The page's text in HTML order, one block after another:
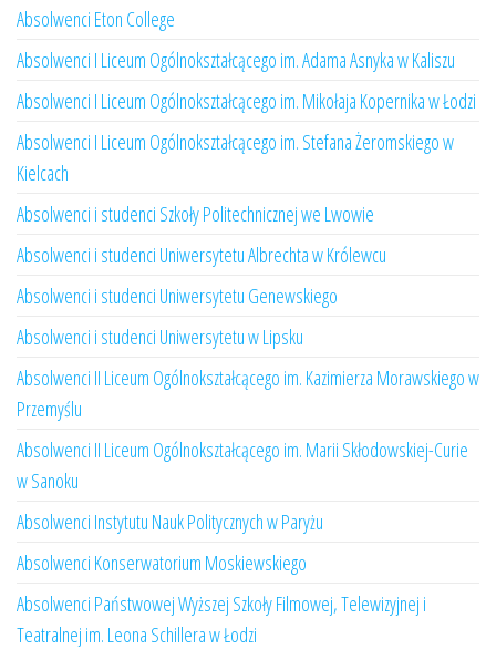
Absolwenci Eton College
Absolwenci I Liceum Ogólnokształcącego im. Adama Asnyka w Kaliszu
Absolwenci I Liceum Ogólnokształcącego im. Mikołaja Kopernika w Łodzi
Absolwenci I Liceum Ogólnokształcącego im. Stefana Żeromskiego w
Kielcach
Absolwenci i studenci Szkoły Politechnicznej we Lwowie
Absolwenci i studenci Uniwersytetu Albrechta w Królewcu
Absolwenci i studenci Uniwersytetu Genewskiego
Absolwenci i studenci Uniwersytetu w Lipsku
Absolwenci II Liceum Ogólnokształcącego im. Kazimierza Morawskiego w
Przemyślu
Absolwenci II Liceum Ogólnokształcącego im. Marii Skłodowskiej-Curie
w Sanoku
Absolwenci Instytutu Nauk Politycznych w Paryżu
Absolwenci Konserwatorium Moskiewskiego
Absolwenci Państwowej Wyższej Szkoły Filmowej, Telewizyjnej i
Teatralnej im. Leona Schillera w Łodzi